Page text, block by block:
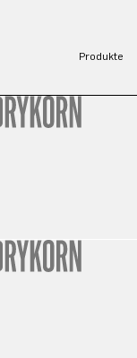
Produkte